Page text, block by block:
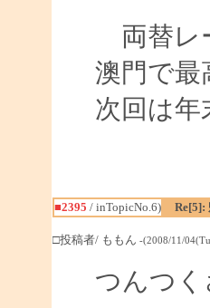
両替レ
澳門で最
次回は年
■2395 / inTopicNo.6) Re[5]:
□投稿者/ ももん -(2008/11/
つんつく